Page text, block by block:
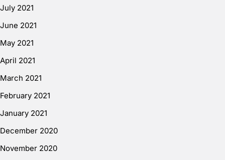
July 2021
June 2021
May 2021
April 2021
March 2021
February 2021
January 2021
December 2020
November 2020